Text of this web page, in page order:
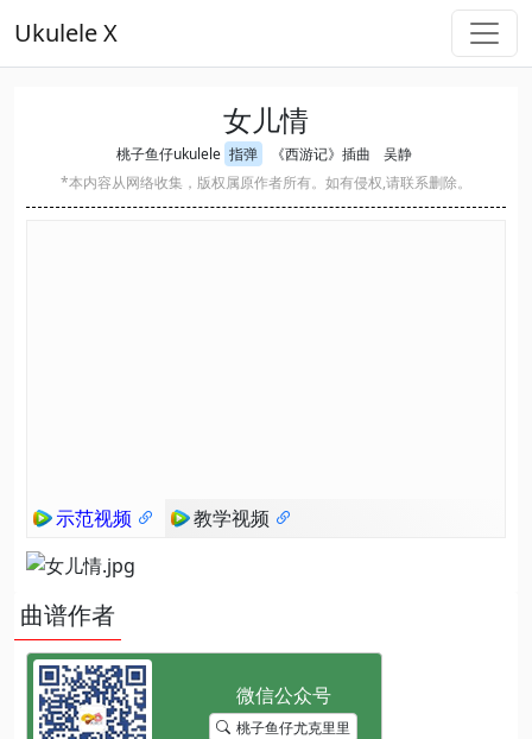
Ukulele X
女儿情
桃子鱼仔ukulele 指弹 《西游记》插曲
吴静
*本内容从网络收集，版权属原作者所有。如有侵权,请联系删除。
示范视频 教学视频
曲谱作者
桃子鱼仔尤克里里